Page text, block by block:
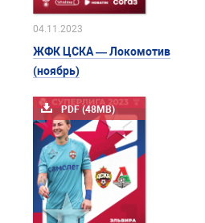
04.11.2023
ЖФК ЦСКА — Локомотив
(ноябрь)
PDF (48MB)